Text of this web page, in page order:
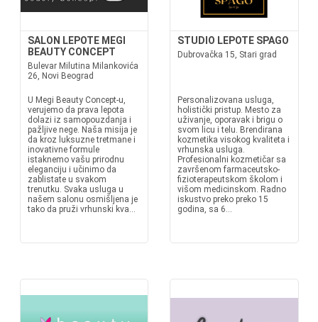
SALON LEPOTE MEGI
BEAUTY CONCEPT
Bulevar Milutina Milankovića
26, Novi Beograd
U Megi Beauty Concept-u,
verujemo da prava lepota
dolazi iz samopouzdanja i
pažljive nege. Naša misija je
da kroz luksuzne tretmane i
inovativne formule
istaknemo vašu prirodnu
eleganciju i učinimo da
zablistate u svakom
trenutku. Svaka usluga u
našem salonu osmišljena je
tako da pruži vrhunski kva...
STUDIO LEPOTE SPAGO
Dubrovačka 15, Stari grad
Personalizovana usluga,
holistički pristup. Mesto za
uživanje, oporavak i brigu o
svom licu i telu. Brendirana
kozmetika visokog kvaliteta i
vrhunska usluga.
Profesionalni kozmetičar sa
završenom farmaceutsko-
fizioterapeutskom školom i
višom medicinskom. Radno
iskustvo preko preko 15
godina, sa 6...